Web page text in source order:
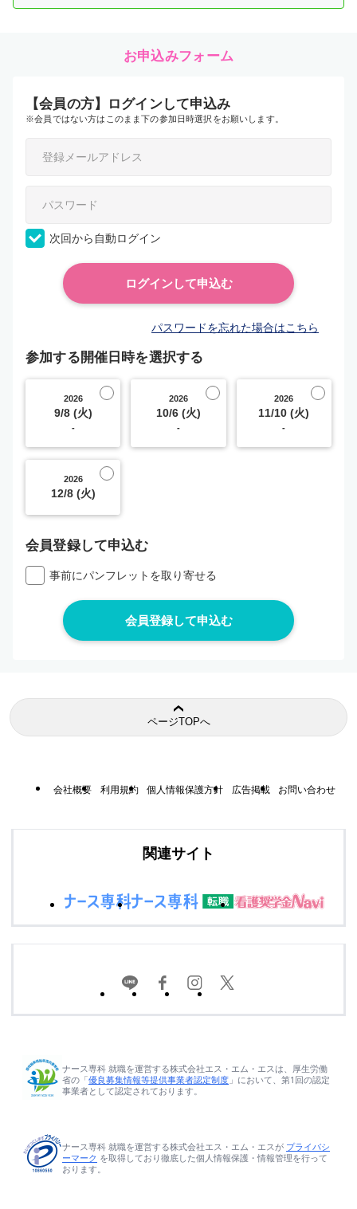
お申込みフォーム
【会員の方】ログインして申込み
※会員ではない方はこのまま下の参加日時選択をお願いします。
次回から自動ログイン
パスワードを忘れた場合はこちら
参加する開催日時を選択する
2026
9/8 (火)
-
2026
10/6 (火)
-
2026
11/10 (火)
-
2026
12/8 (火)
会員登録して申込む
事前にパンフレットを取り寄せる
ページTOPへ